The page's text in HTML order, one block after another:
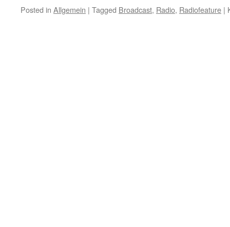
Posted in Allgemein | Tagged Broadcast, Radio, Radiofeature |